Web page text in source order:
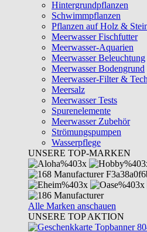
Hintergrundpflanzen
Schwimmpflanzen
Pflanzen auf Holz &
Meerwasser Fischfutter
Meerwasser-Aquarien
Meerwasser Beleuchtung
Meerwasser Bodengrund
Meerwasser-Filter &
Meersalz
Meerwasser Tests
Spurenelemente
Meerwasser Zubehör
Strömungspumpen
Wasserpflege
UNSERE TOP-MARKEN
Alle Marken anschauen
UNSERE TOP AKTION